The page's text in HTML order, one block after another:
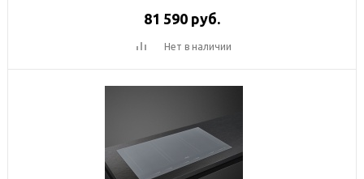
81 590 руб.
Нет в наличии